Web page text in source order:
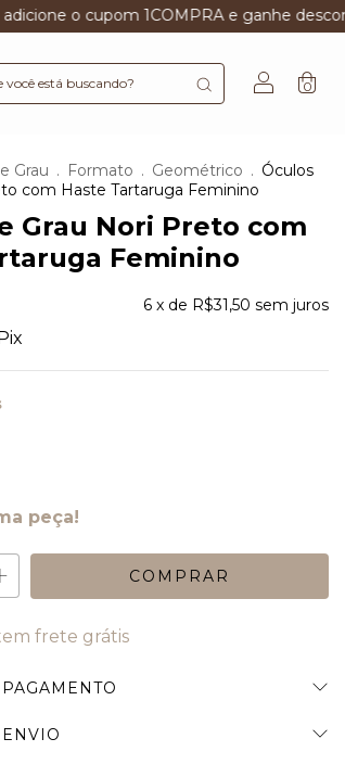
1COMPRA e ganhe desconto
0
Grau . Formato . Geométrico . Óculos
com Haste Tartaruga Feminino
Grau Nori Preto com
Feminino
6 x de R$31,50 sem juros
peça!
frete grátis